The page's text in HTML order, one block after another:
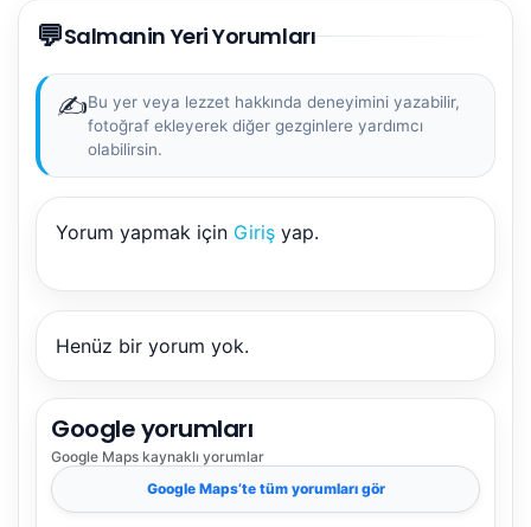
💬Salmanin Yeri Yorumları
✍️Bu yer veya lezzet hakkında deneyimini yazabilir,
fotoğraf ekleyerek diğer gezginlere yardımcı
olabilirsin.
Yorum yapmak için Giriş yap.
Henüz bir yorum yok.
Google yorumları
Google Maps kaynaklı yorumlar
Google Maps’te tüm yorumları gör
NBY Akıllı Asistan
önerir.
Şehir / ilçe
⭐ Popüler ✨ İlk kez gelen